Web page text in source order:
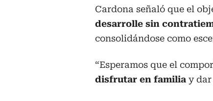
Cardona señaló que el
desarrolle sin
consolidándose como
“Esperamos que el
disfrutar en familia y dar